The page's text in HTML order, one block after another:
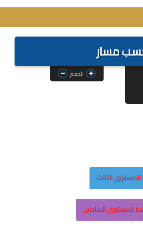
مسار
الحجم
الثالث
المستوى السادس